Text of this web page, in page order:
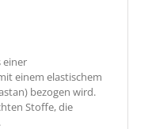
einer
einem elastischem
bezogen wird.
Stoffe, die